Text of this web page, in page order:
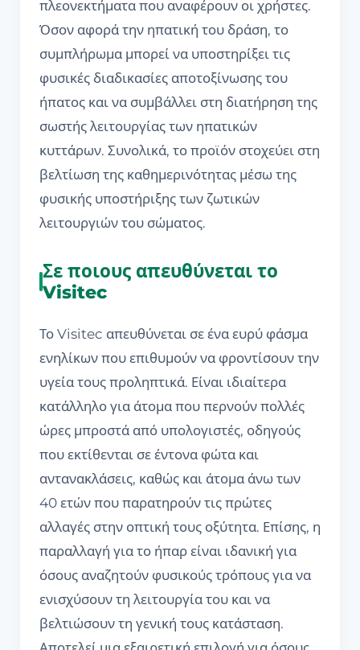
πλεονεκτήματα που αναφέρουν οι χρήστες.
Όσον αφορά την ηπατική του δράση, το
συμπλήρωμα μπορεί να υποστηρίξει τις
φυσικές διαδικασίες αποτοξίνωσης του
ήπατος και να συμβάλλει στη διατήρηση της
σωστής λειτουργίας των ηπατικών
κυττάρων. Συνολικά, το προϊόν στοχεύει στη
βελτίωση της καθημερινότητας μέσω της
φυσικής υποστήριξης των ζωτικών
λειτουργιών του σώματος.
Σε ποιους απευθύνεται το
Visitec
Το Visitec απευθύνεται σε ένα ευρύ φάσμα
ενηλίκων που επιθυμούν να φροντίσουν την
υγεία τους προληπτικά. Είναι ιδιαίτερα
κατάλληλο για άτομα που περνούν πολλές
ώρες μπροστά από υπολογιστές, οδηγούς
που εκτίθενται σε έντονα φώτα και
αντανακλάσεις, καθώς και άτομα άνω των
40 ετών που παρατηρούν τις πρώτες
αλλαγές στην οπτική τους οξύτητα. Επίσης, η
παραλλαγή για το ήπαρ είναι ιδανική για
όσους αναζητούν φυσικούς τρόπους για να
ενισχύσουν τη λειτουργία του και να
βελτιώσουν τη γενική τους κατάσταση.